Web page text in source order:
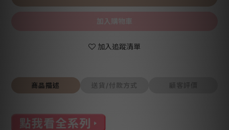
加入追蹤清單
商品描述 送貨/付款方式